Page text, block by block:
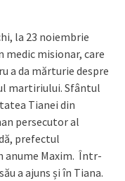
la 23 noiembrie
medic misionar, care
a da mărturie despre
martiriului. Sfântul
Tianei din
persecutor al
prefectul
anume Maxim. Într-
a ajuns și în Tiana.